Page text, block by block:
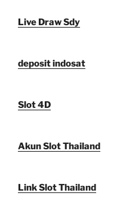
Live Draw Sdy
deposit indosat
Slot 4D
Akun Slot Thailand
Link Slot Thailand